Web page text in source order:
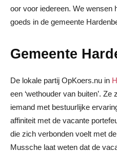
oor voor iedereen. We wensen
goeds in de gemeente
Gemeente
De lokale partij OpKoers.nu in
een ‘wethouder van buiten’. Ze
iemand met bestuurlijke
affiniteit met de vacante
die zich verbonden voelt met
Mussche laat weten dat de